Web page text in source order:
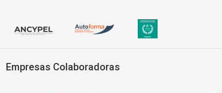
Empresas Colaboradoras